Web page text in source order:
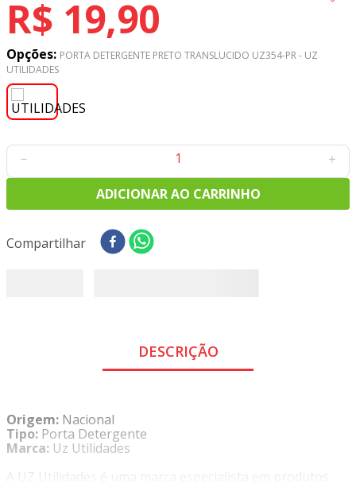
R$ 19,90
Opções: PORTA DETERGENTE PRETO TRANSLUCIDO UZ354-PR - UZ
UTILIDADES
＋
－
ADICIONAR AO CARRINHO
Compartilhar
DESCRIÇÃO
Origem: Nacional
Tipo: Porta Detergente
Marca: Uz Utilidades
A UZ Utilidades é uma marca especialista em produtos
7º
percal
8º
tricoline digital
9º
tecido oxford
10º toalha mesa